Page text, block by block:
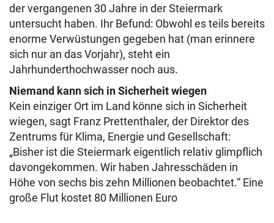
der vergangenen 30 Jahre in der Steiermark
untersucht haben. Ihr Befund: Obwohl es teils bereits
enorme Verwüstungen gegeben hat (man erinnere
sich nur an das Vorjahr), steht ein
Jahrhunderthochwasser noch aus.
Niemand kann sich in Sicherheit wiegen
Kein einziger Ort im Land könne sich in Sicherheit
wiegen, sagt Franz Prettenthaler, der Direktor des
Zentrums für Klima, Energie und Gesellschaft:
„Bisher ist die Steiermark eigentlich relativ glimpflich
davongekommen. Wir haben Jahresschäden in
Höhe von sechs bis zehn Millionen beobachtet.“ Eine
große Flut kostet 80 Millionen Euro